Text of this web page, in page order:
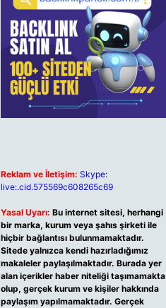
Reklam ve İletişim: Skype:
live:.cid.575569c608265c69
Yasal Uyarı: Bu internet sitesi, herhangi
bir marka, kurum veya şahıs şirketi ile
hiçbir bağlantısı bulunmamaktadır.
Sitede yalnızca kendi hazırladığımız
makaleler paylaşılmaktadır. Burada yer
alan içerikler haber niteliği taşımamakta
olup, gerçek kurum ve kişiler hakkında
paylaşım yapılmamaktadır. Gerçek